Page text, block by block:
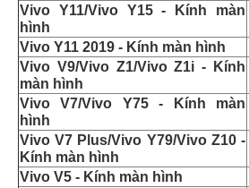
Vivo Y11/Vivo Y15 - Kính màn
hình
Vivo Y11 2019 - Kính màn hình
Vivo V9/Vivo Z1/Vivo Z1i - Kính
màn hình
Vivo V7/Vivo Y75 - Kính màn
hình
Vivo V7 Plus/Vivo Y79/Vivo Z10 -
Kính màn hình
Vivo V5 - Kính màn hình